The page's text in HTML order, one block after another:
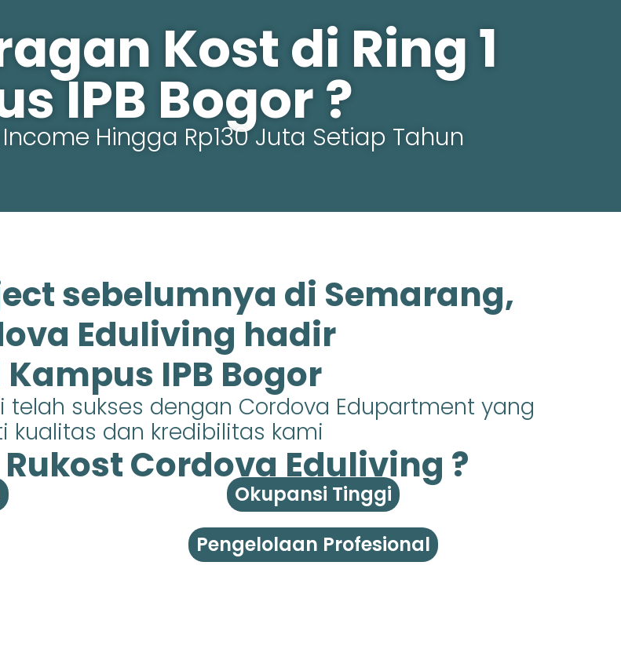
Kost di Ring 1
IPB Bogor ?
Hingga Rp130 Juta Setiap Tahun
sebelumnya di Semarang,
Eduliving hadir
Kampus IPB Bogor
telah sukses dengan Cordova Edupartment yang
kualitas dan kredibilitas kami
Cordova Eduliving ?
Okupansi Tinggi
Pengelolaan Profesional